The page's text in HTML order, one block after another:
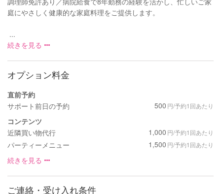
庭にやさしく健康的な家庭料理をご提供します。
...
続きを見る
オプション料金
直前予約
サポート前日の予約
500 円/予約1回あたり
コンテンツ
近隣買い物代行
1,000 円/予約1回あたり
パーティーメニュー 1,500 円/予約1回あたり
続きを見る
ご連絡・受け入れ条件